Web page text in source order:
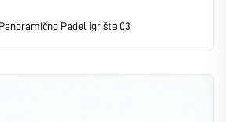
Padel Igrište 03